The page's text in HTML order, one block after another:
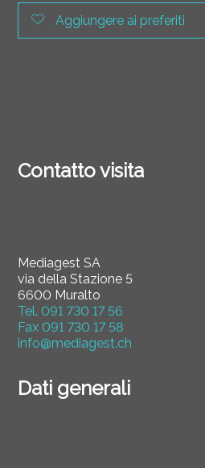
Aggiungere ai preferiti
Contatto visita
Mediagest SA
via della Stazione 5
6600 Muralto
Tel.091 730 17 56
Fax091 730 17 58
info@mediagest.ch
Dati generali